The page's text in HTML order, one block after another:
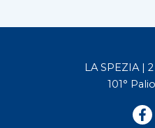
LA SPEZIA |
101°